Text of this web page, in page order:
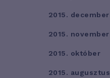
2015. december
2015. november
2015. október
2015. augusztus